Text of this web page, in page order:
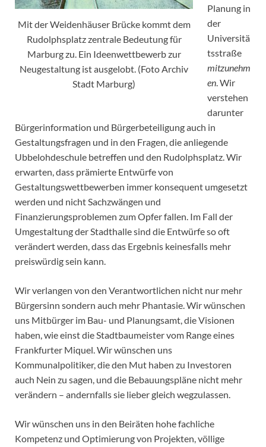
Mit der Weidenhäuser Brücke kommt dem
Rudolphsplatz zentrale Bedeutung für
Marburg zu. Ein Ideenwettbewerb zur
Neugestaltung ist ausgelobt. (Foto Archiv
Stadt Marburg)
Planung in
der
Universitä
tsstraße
mitzunehm
en. Wir
verstehen
darunter
Bürgerinformation und Bürgerbeteiligung auch in
Gestaltungsfragen und in den Fragen, die anliegende
Ubbelohdeschule betreffen und den Rudolphsplatz. Wir
erwarten, dass prämierte Entwürfe von
Gestaltungswettbewerben immer konsequent umgesetzt
werden und nicht Sachzwängen und
Finanzierungsproblemen zum Opfer fallen. Im Fall der
Umgestaltung der Stadthalle sind die Entwürfe so oft
verändert werden, dass das Ergebnis keinesfalls mehr
preiswürdig sein kann.
Wir verlangen von den Verantwortlichen nicht nur mehr
Bürgersinn sondern auch mehr Phantasie. Wir wünschen
uns Mitbürger im Bau- und Planungsamt, die Visionen
haben, wie einst die Stadtbaumeister vom Range eines
Frankfurter Miquel. Wir wünschen uns
Kommunalpolitiker, die den Mut haben zu Investoren
auch Nein zu sagen, und die Bebauungspläne nicht mehr
verändern – andernfalls sie lieber gleich wegzulassen.
Wir wünschen uns in den Beiräten hohe fachliche
Kompetenz und Optimierung von Projekten, völlige